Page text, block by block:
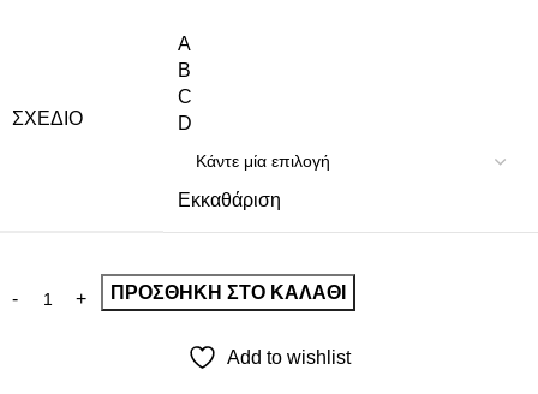
ΣΧΈΔΙΟ
A
B
C
D
Εκκαθάριση
ΠΡΟΣΘΉΚΗ ΣΤΟ ΚΑΛΆΘΙ
Add to wishlist